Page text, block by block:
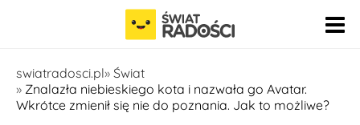
Pomiń nawigację
swiatradosci.pl Świat
Znalazła niebieskiego kota i nazwała go Avatar.
Wkrótce zmienił się nie do poznania. Jak to możliwe?